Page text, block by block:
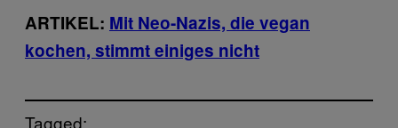
ARTIKEL: Mit Neo-Nazis, die vegan
kochen, stimmt einiges nicht
Tagged: